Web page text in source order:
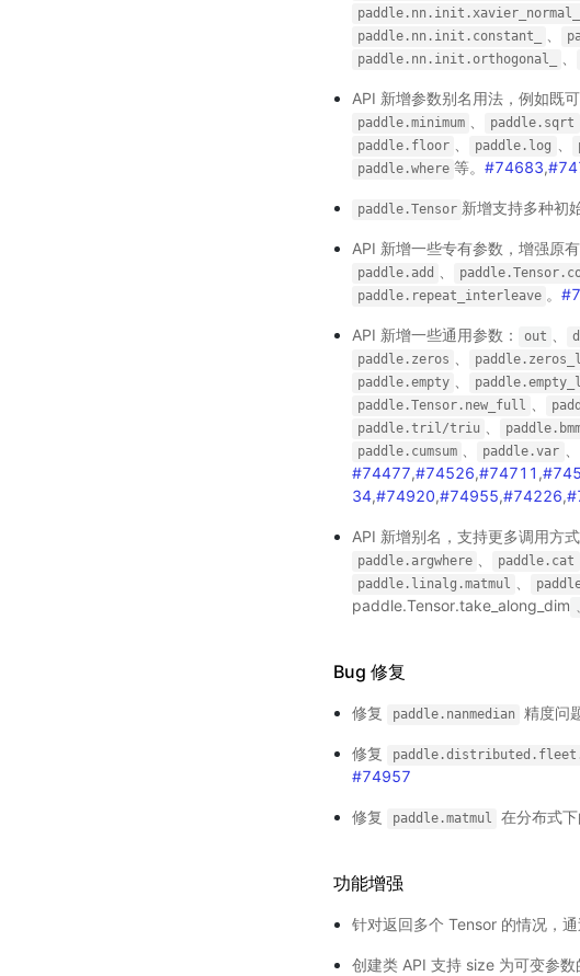
paddle.nn.init.xavier_normal_
paddle.nn.init.constant_
paddle.nn.init.orthogonal_
API 新增参数别名用法，例如既
paddle.minimum paddle.sqrt
paddle.floor paddle.log
paddle.where 等。#74683,
paddle.Tensor 新增支持多种初
API 新增一些专有参数，增强原
paddle.add
paddle.repeat_interleave 。
API 新增一些通用参数： out
paddle.zeros
paddle.empty
paddle.Tensor.new_full
paddle.tril/triu
paddle.cumsum paddle.var
#74477,#74526,#74711 ,
34,#74920,#74955,#74226,
API 新增别名，支持更多调用方
paddle.argwhere paddle.cat
paddle.linalg.matmul
paddle.Tensor.take_along_dim 、
Bug 修复
修复 paddle.nanmedian 精度问
修复
#74957
修复 paddle.matmul 在分布式
功能增强
针对返回多个 Tensor 的情况，
创建类 API 支持 size 为可变参数